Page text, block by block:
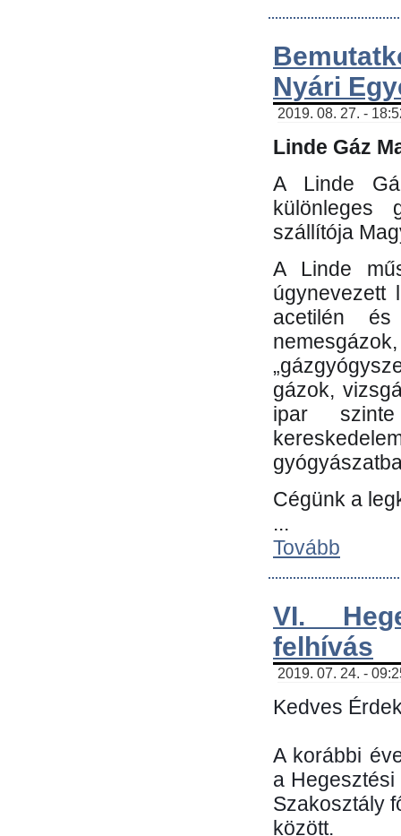
Nyári
2019. 08. 27. -
Linde Gáz
A Linde
különleges
szállítója
A Linde
úgynevezett
acetilén és
gázok,
ipar
Cégünk a
...
Tovább
VI.
felhívás
2019. 07. 24. -
Kedves
A korábbi
a
Szakosztály
között.